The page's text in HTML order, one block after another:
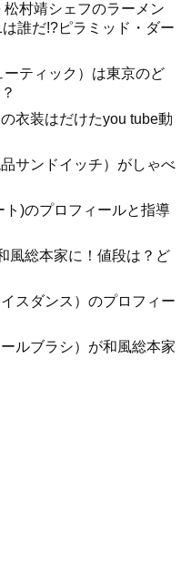
村靖シェフのラーメン
誰だ!?ピラミッド・ダー
ティック）は東京のど
衣装はだけたyou tube動
サンドイッチ）がしゃべ
)のプロフィールと指導
風総本家に！値段は？ど
スダンス）のプロフィー
ルブラシ）が和風総本家